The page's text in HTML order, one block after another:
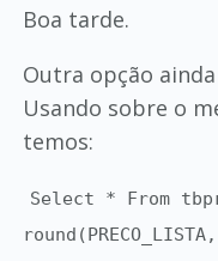
Boa tarde.
Outra opção
Usando sobre o
temos:
Select * From